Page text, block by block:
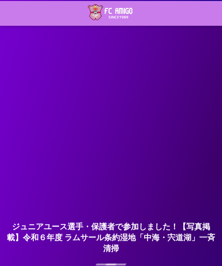
ジュニアユース選手・保護者で参加しました！【写真掲
載】令和６年度 ラムサール条約湿地「中海・宍道湖」一斉
清掃